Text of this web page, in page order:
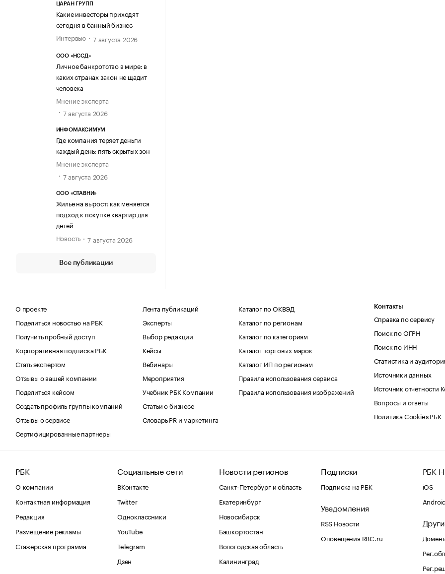
ЦАРАН ГРУПП
Какие инвесторы приходят
сегодня в банный бизнес
Интервью
7 августа 2026
ООО «НССД»
Личное банкротство в мире: в
каких странах закон не щадит
человека
Мнение эксперта
7 августа 2026
ИНФОМАКСИМУМ
Где компания теряет деньги
каждый день: пять скрытых зон
Мнение эксперта
7 августа 2026
ООО «СТАВНИ»
Жилье на вырост: как меняется
подход к покупке квартир для
детей
Новость
7 августа 2026
Все публикации
О проекте
Поделиться новостью на РБК
Получить пробный доступ
Корпоративная подписка РБК
Стать экспертом
Отзывы о вашей компании
Поделиться кейсом
Создать профиль группы компаний
Отзывы о сервисе
Сертифицированные партнеры
Лента публикаций
Эксперты
Выбор редакции
Кейсы
Вебинары
Мероприятия
Учебник РБК Компании
Статьи о бизнесе
Словарь PR и маркетинга
Каталог по ОКВЭД
Каталог по регионам
Каталог по категориям
Каталог торговых марок
Каталог ИП по регионам
Правила использования сервиса
Правила использования изображений
Контакты
Справка по сервису
Поиск по ОГРН
Поиск по ИНН
Статистика и
Источники данных
Источник отчетности
Вопросы и ответы
Политика Cookies РБК
РБК
О компании
Контактная информация
Редакция
Размещение рекламы
Стажерская программа
Социальные сети
ВКонтакте
Twitter
Одноклассники
YouTube
Telegram
Дзен
Новости регионов
Санкт-Петербург и область
Екатеринбург
Новосибирск
Башкортостан
Вологодская область
Калининград
Подписки
Подписка на РБК
Уведомления
RSS Новости
Оповещения RBC.ru
РБК
iOS